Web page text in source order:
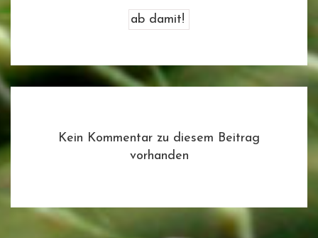
Kein Kommentar zu diesem Beitrag
vorhanden